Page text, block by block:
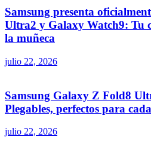
Samsung presenta
Ultra2 y Galaxy Watch9: Tu
la muñeca
julio 22, 2026
Samsung Galaxy Z Fold8
Plegables, perfectos para
julio 22, 2026